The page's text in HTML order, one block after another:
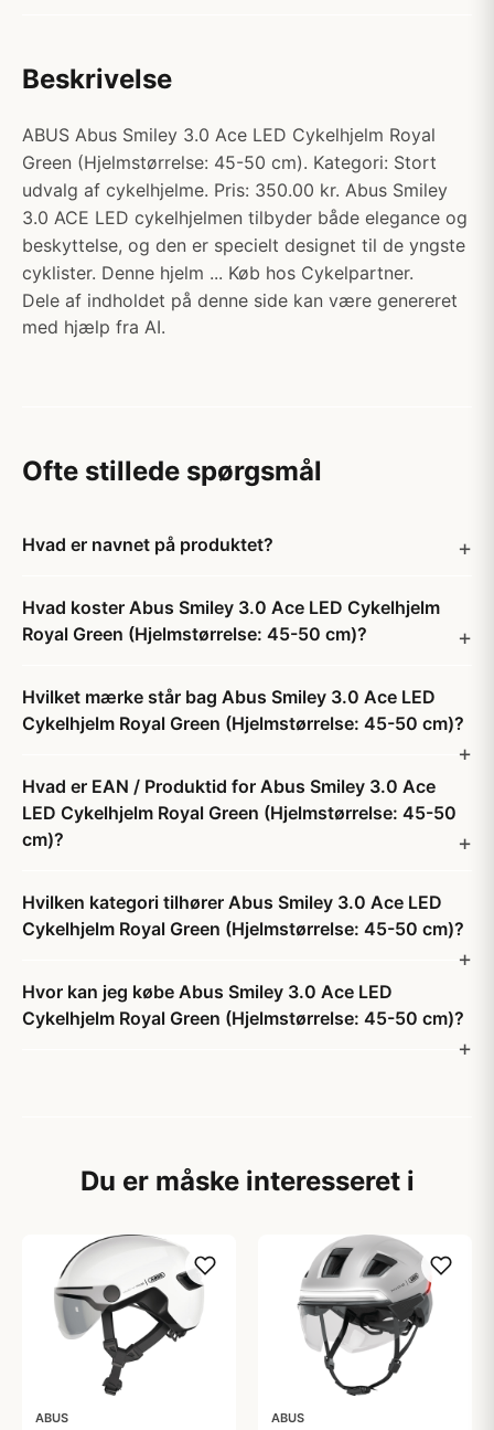
Beskrivelse
ABUS Abus Smiley 3.0 Ace LED Cykelhjelm Royal
Green (Hjelmstørrelse: 45-50 cm). Kategori: Stort
udvalg af cykelhjelme. Pris: 350.00 kr. Abus Smiley
3.0 ACE LED cykelhjelmen tilbyder både elegance og
beskyttelse, og den er specielt designet til de yngste
cyklister. Denne hjelm ... Køb hos Cykelpartner.
Dele af indholdet på denne side kan være genereret
med hjælp fra AI.
Ofte stillede spørgsmål
Hvad er navnet på produktet?
Hvad koster Abus Smiley 3.0 Ace LED Cykelhjelm
Royal Green (Hjelmstørrelse: 45-50 cm)?
Hvilket mærke står bag Abus Smiley 3.0 Ace LED
Cykelhjelm Royal Green (Hjelmstørrelse: 45-50 cm)?
Hvad er EAN / Produktid for Abus Smiley 3.0 Ace
LED Cykelhjelm Royal Green (Hjelmstørrelse: 45-50
cm)?
Hvilken kategori tilhører Abus Smiley 3.0 Ace LED
Cykelhjelm Royal Green (Hjelmstørrelse: 45-50 cm)?
Hvor kan jeg købe Abus Smiley 3.0 Ace LED
Cykelhjelm Royal Green (Hjelmstørrelse: 45-50 cm)?
Du er måske interesseret i
ABUS ABUS